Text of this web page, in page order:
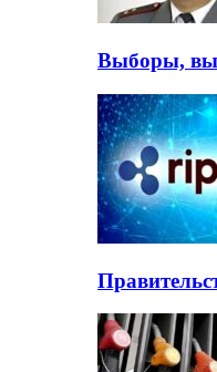
Выборы,